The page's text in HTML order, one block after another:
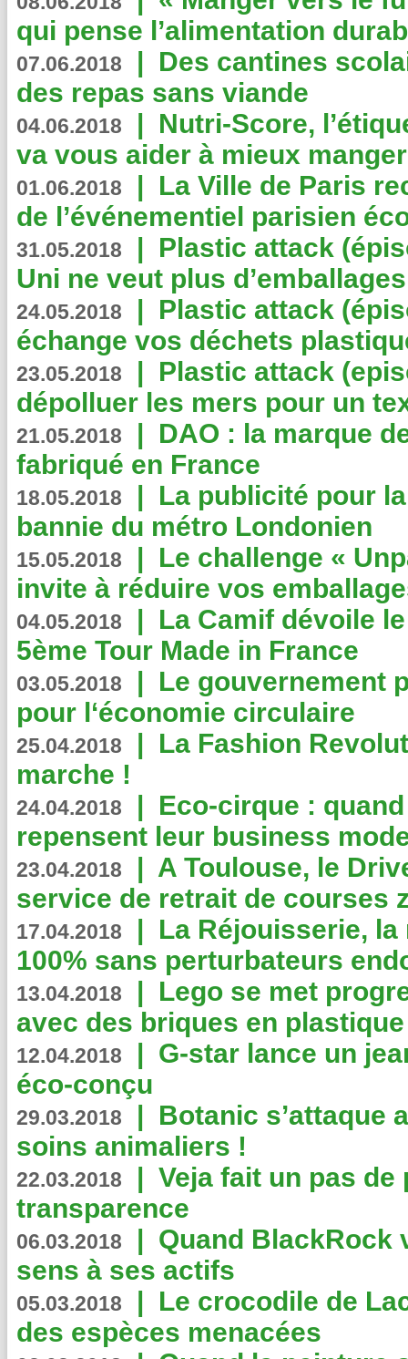
qui pense l’alimentation
07.06.2018 | Des cantines
des repas sans viande
04.06.2018 | Nutri-Score,
va vous aider à mieux
01.06.2018 | La Ville de Paris
de l’événementiel parisien
31.05.2018 | Plastic attack
Uni ne veut plus
24.05.2018 | Plastic attack
échange vos déchets
23.05.2018 | Plastic attack
dépolluer les mers pour un
21.05.2018 | DAO : la marque
fabriqué en France
18.05.2018 | La publicité pour
bannie du métro Londonien
15.05.2018 | Le challenge «
invite à réduire vos
04.05.2018 | La Camif dévoile
5ème Tour Made in France
03.05.2018 | Le gouvernement
pour l‘économie circulaire
25.04.2018 | La Fashion
marche !
24.04.2018 | Eco-cirque :
repensent leur business
23.04.2018 | A Toulouse, le
service de retrait de courses
17.04.2018 | La Réjouisserie,
100% sans perturbateurs
13.04.2018 | Lego se met
avec des briques en
12.04.2018 | G-star lance un
éco-conçu
29.03.2018 | Botanic s’attaque
soins animaliers !
22.03.2018 | Veja fait un pas de
transparence
06.03.2018 | Quand BlackRock
sens à ses actifs
05.03.2018 | Le crocodile de
des espèces menacées